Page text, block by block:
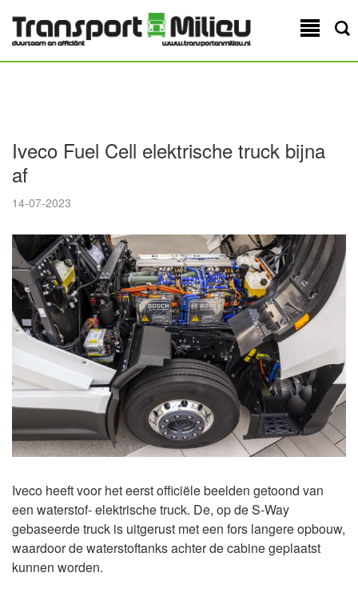
Iveco Fuel Cell elektrische truck bijna
af
14-07-2023
Iveco heeft voor het eerst officiële beelden getoond van
een waterstof- elektrische truck. De, op de S-Way
gebaseerde truck is uitgerust met een fors langere opbouw,
waardoor de waterstoftanks achter de cabine geplaatst
kunnen worden.